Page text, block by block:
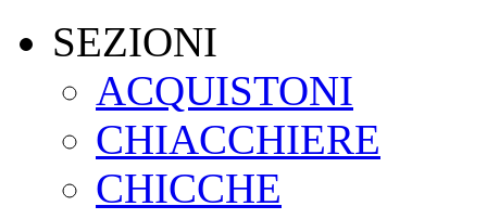
SEZIONI
ACQUISTONI
CHIACCHIERE
CHICCHE